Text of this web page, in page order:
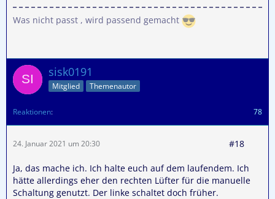
Was nicht passt , wird passend gemacht
sisk0191
Mitglied Themenautor
Reaktionen 78
24. Januar 2021 um 20:30 #18
Ja, das mache ich. Ich halte euch auf dem laufendem. Ich
hätte allerdings eher den rechten Lüfter für die manuelle
Schaltung genutzt. Der linke schaltet doch früher.